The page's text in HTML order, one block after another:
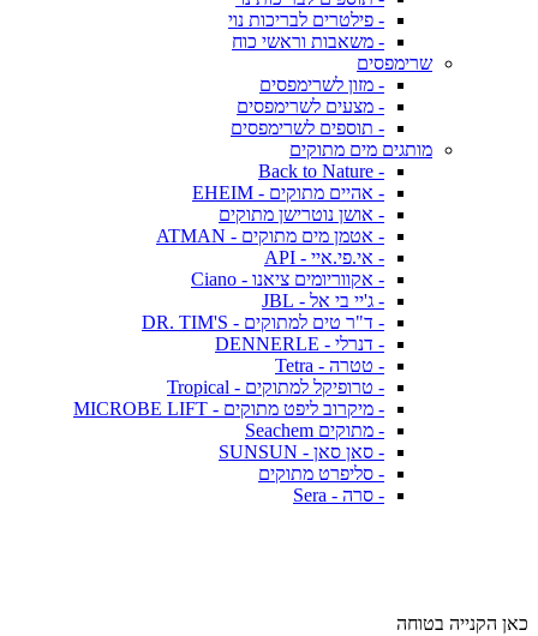
- פילטרים לבריכות נוי
- משאבות וראשי כוח
שרימפסים
- מזון לשרימפסים
- מצעים לשרימפסים
- תוספים לשרימפסים
מותגים מים מתוקים
- Back to Nature
- אהיים מתוקים - EHEIM
- אושן נוטרישן מתוקים
- אטמן מים מתוקים - ATMAN
- אי.פי.איי - API
- אקווריומים ציאנו - Ciano
- ג'יי בי אל - JBL
- ד"ר טים למתוקים - DR. TIM'S
- דנרלי - DENNERLE
- טטרה - Tetra
- טרופיקל למתוקים - Tropical
- מיקרוב ליפט מתוקים - MICROBE LIFT
- מתוקים Seachem
- סאן סאן - SUNSUN
- סליפרט מתוקים
- סרה - Sera
כאן הקנייה בטוחה